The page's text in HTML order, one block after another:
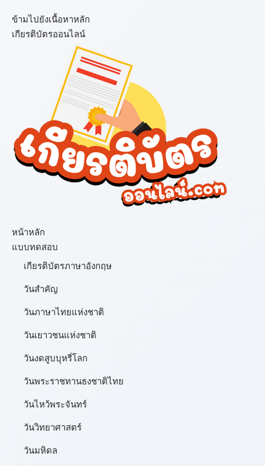
ข้ามไปยังเนื้อหาหลัก
เกียรติบัตรออนไลน์
หน้าหลัก
แบบทดสอบ
เกียรติบัตรภาษาอังกฤษ
วันสำคัญ
วันภาษาไทยแห่งชาติ
วันเยาวชนแห่งชาติ
วันงดสูบบุหรี่โลก
วันพระราชทานธงชาติไทย
วันไหว้พระจันทร์​
วันวิทยาศาสตร์
วันมหิดล